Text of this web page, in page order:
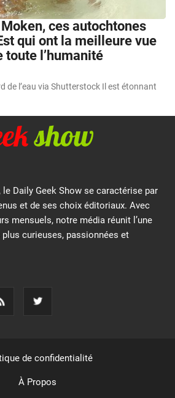
ces autochtones
qui ont la meilleure vue
l’humanité
de l’eau via Shutterstock Il est étonnant
le Daily Geek Show se caractérise par
et de ses choix éditoriaux. Avec
mensuels, notre média réunit l’une
curieuses, passionnées et
de confidentialité
À Propos